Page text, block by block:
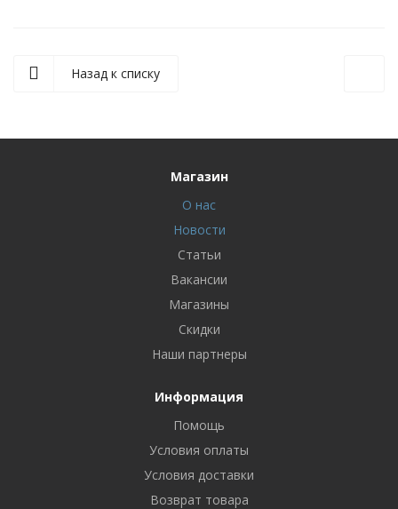
Назад к списку
Магазин
О нас
Новости
Статьи
Вакансии
Магазины
Скидки
Наши партнеры
Информация
Помощь
Условия оплаты
Условия доставки
Возврат товара